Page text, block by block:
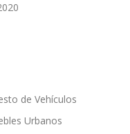
de Vehículos
Urbanos